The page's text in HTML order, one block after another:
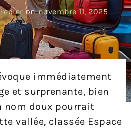
on novembre 11, 2025
immédiatement
et surprenante, bien
nom doux pourrait
vallée, classée Espace